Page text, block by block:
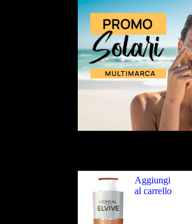
Aggiungi
al carrello